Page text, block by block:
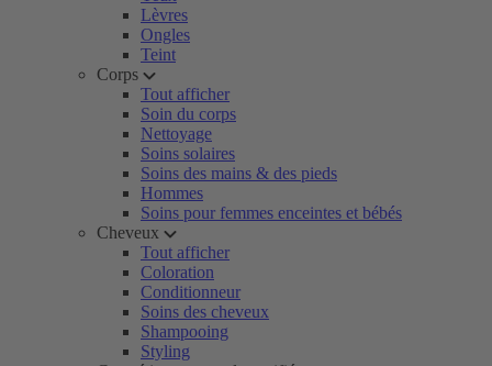
Lèvres
Ongles
Teint
Corps
Tout afficher
Soin du corps
Nettoyage
Soins solaires
Soins des mains & des pieds
Hommes
Soins pour femmes enceintes et bébés
Cheveux
Tout afficher
Coloration
Conditionneur
Soins des cheveux
Shampooing
Styling